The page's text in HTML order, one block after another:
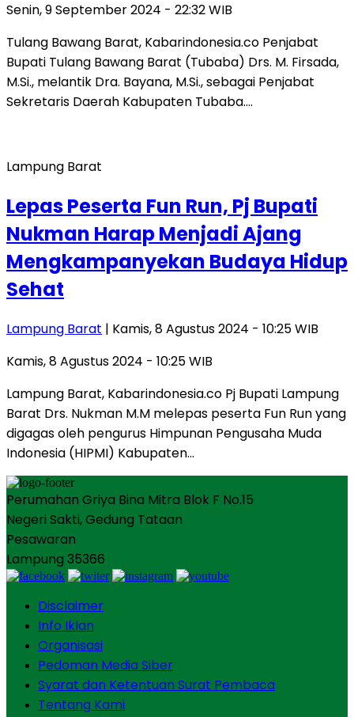
Senin, 9 September 2024 - 22:32 WIB
Tulang Bawang Barat, Kabarindonesia.co Penjabat
Bupati Tulang Bawang Barat (Tubaba) Drs. M. Firsada,
M.Si., melantik Dra. Bayana, M.Si., sebagai Penjabat
Sekretaris Daerah Kabupaten Tubaba….
Lampung Barat
Lepas Peserta Fun Run, Pj Bupati
Nukman Harap Menjadi Ajang
Mengkampanyekan Budaya Hidup
Sehat
Lampung Barat | Kamis, 8 Agustus 2024 - 10:25 WIB
Kamis, 8 Agustus 2024 - 10:25 WIB
Lampung Barat, Kabarindonesia.co Pj Bupati Lampung
Barat Drs. Nukman M.M melepas peserta Fun Run yang
digagas oleh pengurus Himpunan Pengusaha Muda
Indonesia (HIPMI) Kabupaten…
Perumahan Griya Bina Mitra Blok F No.15
Negeri Sakti, Gedung Tataan
Pesawaran
Lampung 35366
Disclaimer
Info Iklan
Organisasi
Pedoman Media Siber
Syarat dan Ketentuan Surat Pembaca
Tentang Kami